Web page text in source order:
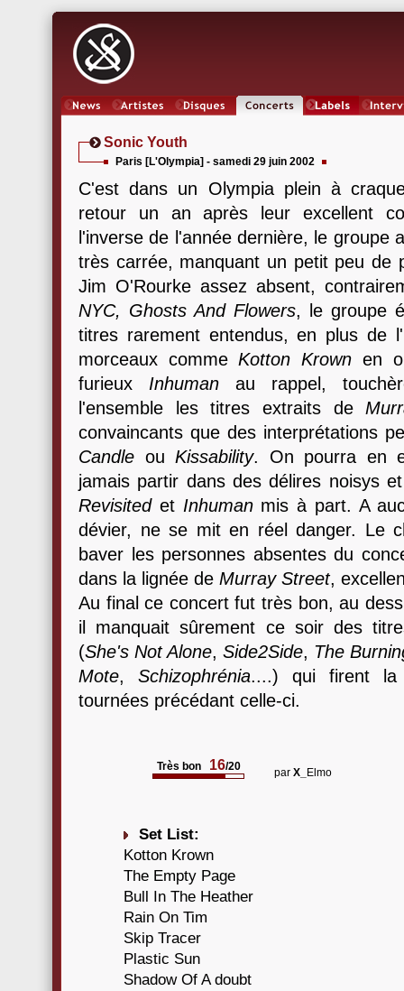
Sonic Youth
Paris [L'Olympia] - samedi 29 juin 2002
C'est dans un Olympia plein à
retour un an après leur excellent
l'inverse de l'année dernière, le groupe
très carrée, manquant un petit peu de
Jim O'Rourke assez absent,
NYC, Ghosts And Flowers, le groupe
titres rarement entendus, en plus de
morceaux commeKotton Krown en
furieux Inhuman au rappel,
l'ensemble les titres extraits de
convaincants que des interprétations
Candle ouKissability. On pourra en
jamais partir dans des délires noisys
Revisitedet Inhumanmis à part. A
dévier, ne se mit en réel danger. Le
baver les personnes absentes du
dans la lignée de Murray Street,
Au final ce concert fut très bon, au
il manquait sûrement ce soir des
(She's Not Alone, Side2Side, The
Mote, Schizophrénia....) qui firent la
tournées précédant celle-ci.
Très bon 16/20 par X_ Elmo
Set List:
Kotton Krown
The Empty Page
Bull In The Heather
Rain On Tim
Skip Tracer
Plastic Sun
Shadow Of A doubt